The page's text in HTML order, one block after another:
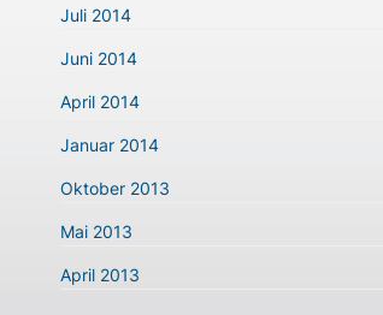
Juli 2014
Juni 2014
April 2014
Januar 2014
Oktober 2013
Mai 2013
April 2013